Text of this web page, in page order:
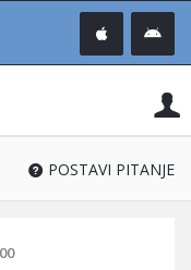
®
POSTAVI PITANJE